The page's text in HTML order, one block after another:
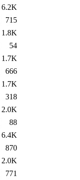
6.2K
715
1.8K
54
1.7K
666
1.7K
318
2.0K
88
6.4K
870
2.0K
771